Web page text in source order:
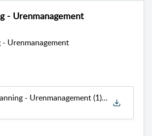
- Urenmanagement
Urenmanagement
SDB Planning - Urenmanagement (1).pdf